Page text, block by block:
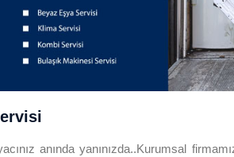
anında yanınızda..Kurumsal